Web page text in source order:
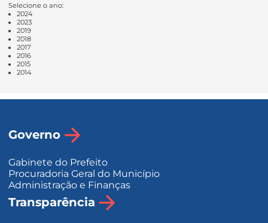
Selecione o ano:
2024
2023
2019
2018
2017
2016
2015
2014
Governo
Gabinete do Prefeito
Procuradoria Geral do Município
Administração e Finanças
Transparência